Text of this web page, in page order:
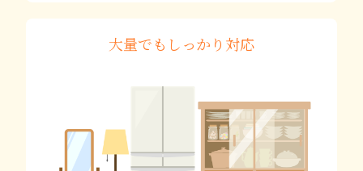
大量でもしっかり対応